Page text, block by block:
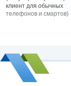
клиент для обычных
телефонов и смартов)